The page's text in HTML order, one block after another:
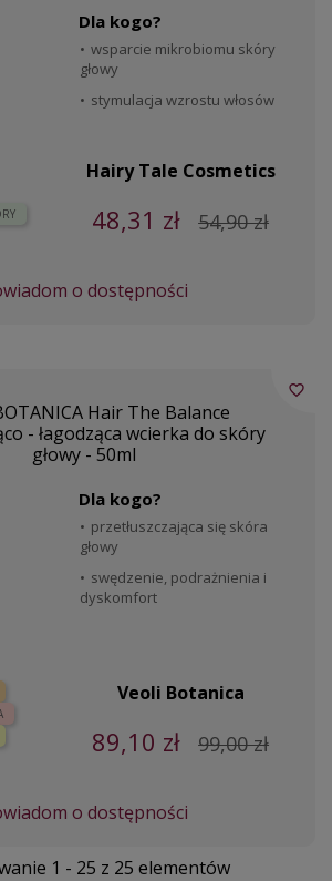
Dla kogo?
wsparcie mikrobiomu skóry
głowy
stymulacja wzrostu włosów
Hairy Tale Cosmetics
48,31 zł 54,90 zł
o dostępności
Hair The Balance
- łagodząca wcierka do skóry
głowy - 50ml
Dla kogo?
przetłuszczająca się skóra
głowy
swędzenie, podrażnienia i
dyskomfort
Veoli Botanica
89,10 zł 99,00 zł
o dostępności
favorite_border
1 - 25 z 25 elementów